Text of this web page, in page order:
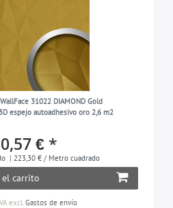
31022 DIAMOND Gold
espejo autoadhesivo oro 2,6 m2
€ *
| 223,30 € / Metro cuadrado
el carrito
excl. Gastos de envío